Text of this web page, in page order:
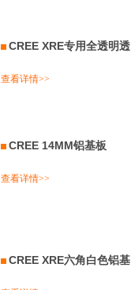
CREE XRE专用全透明透
查看详情>>
CREE 14MM铝基板
查看详情>>
CREE XRE六角白色铝基